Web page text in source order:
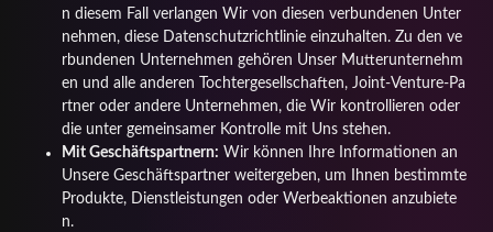
n diesem Fall verlangen Wir von diesen verbundenen Unter
nehmen, diese Datenschutzrichtlinie einzuhalten. Zu den ve
rbundenen Unternehmen gehören Unser Mutterunternehm
en und alle anderen Tochtergesellschaften, Joint-Venture-Pa
rtner oder andere Unternehmen, die Wir kontrollieren oder
die unter gemeinsamer Kontrolle mit Uns stehen.
Mit Geschäftspartnern: Wir können Ihre Informationen an
Unsere Geschäftspartner weitergeben, um Ihnen bestimmte
Produkte, Dienstleistungen oder Werbeaktionen anzubiete
n.